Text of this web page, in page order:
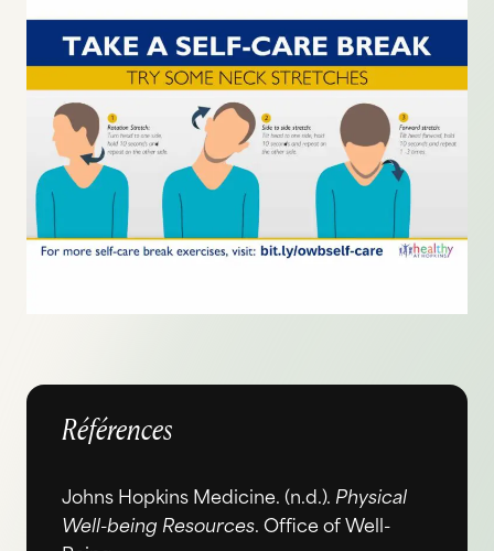
Références
Johns Hopkins Medicine. (n.d.). Physical
Well-being Resources. Office of Well-